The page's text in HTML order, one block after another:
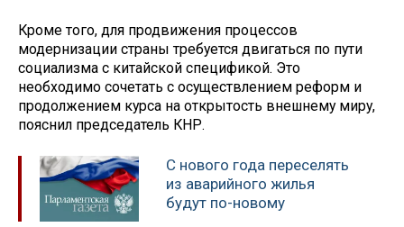
Кроме того, для продвижения процессов
модернизации страны требуется двигаться по пути
социализма с китайской спецификой. Это
необходимо сочетать с осуществлением реформ и
продолжением курса на открытость внешнему миру,
пояснил председатель КНР.
С нового года переселять
из аварийного жилья
будут по-новому